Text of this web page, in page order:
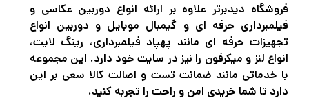
فروشگاه دیدبرتر علاوه بر ارائه انواع دوربین عکاسی و
فیلمبرداری حرفه ای و گیمبال موبایل و دوربین انواع
تجهیزات حرفه ای مانند پهپاد فیلمبرداری، رینگ لایت،
انواع لنز و میکرفون را نیز در سایت خود دارد. این مجموعه
با خدماتی مانند ضمانت تست و اصالت کالا سعی بر این
دارد تا شما خریدی امن و راحت را تجربه کنید.